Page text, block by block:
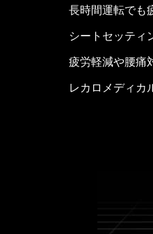
長時間運転でも
シートセッティ
疲労軽減や腰痛
レカロメディカ